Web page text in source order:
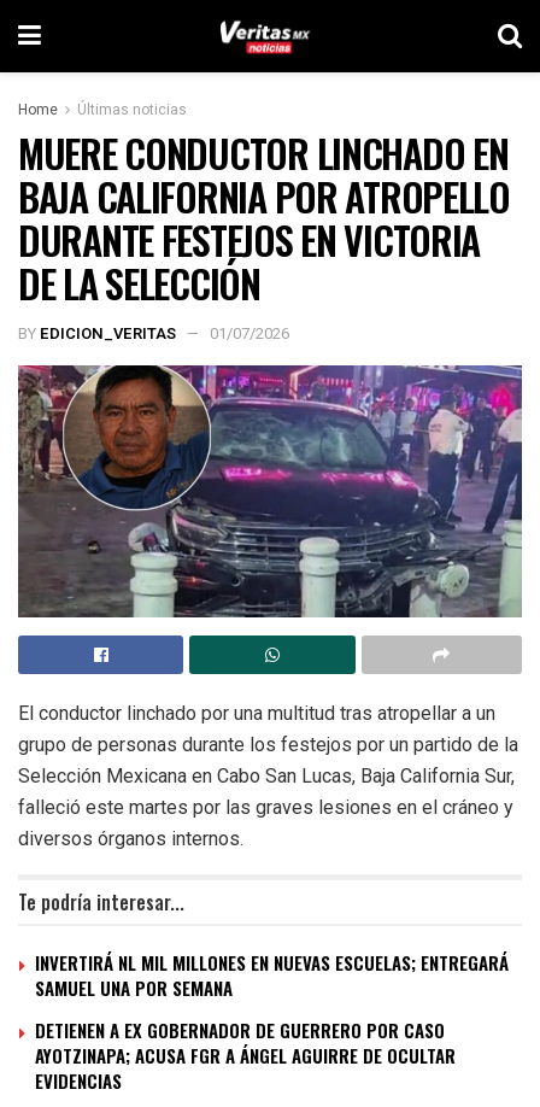
Home Últimas noticias
MUERE CONDUCTOR LINCHADO EN
BAJA CALIFORNIA POR ATROPELLO
DURANTE FESTEJOS EN VICTORIA
DE LA SELECCIÓN
BY EDICION_VERITAS 01/07/2026
El conductor linchado por una multitud tras atropellar a un
grupo de personas durante los festejos por un partido de la
Selección Mexicana en Cabo San Lucas, Baja California Sur,
falleció este martes por las graves lesiones en el cráneo y
diversos órganos internos.
Te podría interesar...
INVERTIRÁ NL MIL MILLONES EN NUEVAS ESCUELAS; ENTREGARÁ
SAMUEL UNA POR SEMANA
DETIENEN A EX GOBERNADOR DE GUERRERO POR CASO
AYOTZINAPA; ACUSA FGR A ÁNGEL AGUIRRE DE OCULTAR
EVIDENCIAS